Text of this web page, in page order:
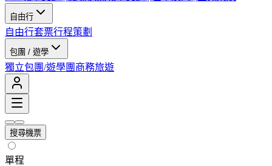
自由行
自由行套票行程策劃
包團 / 遊學
獨立包團/遊學團 商務旅遊
搜尋機票
單程